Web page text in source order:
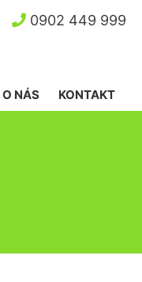
0902 449 999
KONTAKT
O NÁS